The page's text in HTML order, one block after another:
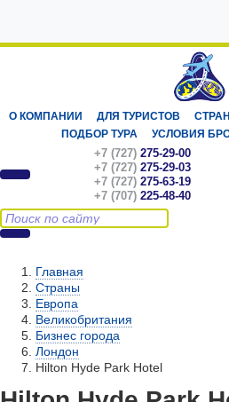
О КОМПАНИИ ДЛЯ ТУРИСТОВ
ПОДБОР ТУРА
УСЛОВИЯ
+7 (727) 275-29-00
+7 (727) 275-29-03
+7 (727) 275-63-19
+7 (707) 225-48-40
Главная
Страны
Европа
Великобритания
Бизнес города
Лондон
Hilton Hyde Park Hotel